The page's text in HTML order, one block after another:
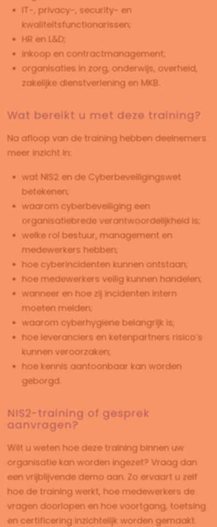
IT-, privacy-, security- en
kwaliteitsfunctionarissen;
HR en L&D;
inkoop en contractmanagement;
organisaties in zorg, onderwijs, overheid,
zakelijke dienstverlening en MKB.
Wat bereikt u met deze training?
Na afloop van de training hebben deelnemers
meer inzicht in:
wat NIS2 en de Cyberbeveiligingswet
betekenen;
waarom cyberbeveiliging een
organisatiebrede verantwoordelijkheid is;
welke rol bestuur, management en
medewerkers hebben;
hoe cyberincidenten kunnen ontstaan;
hoe medewerkers veilig kunnen handelen;
wanneer en hoe zij incidenten intern
moeten melden;
waarom cyberhygiëne belangrijk is;
hoe leveranciers en ketenpartners risico’s
kunnen veroorzaken;
hoe kennis aantoonbaar kan worden
geborgd.
NIS2-training of gesprek
aanvragen?
Wilt u weten hoe deze training binnen uw
organisatie kan worden ingezet? Vraag dan
een vrijblijvende demo aan. Zo ervaart u zelf
hoe de training werkt, hoe medewerkers de
vragen doorlopen en hoe voortgang, toetsing
en certificering inzichtelijk worden gemaakt.